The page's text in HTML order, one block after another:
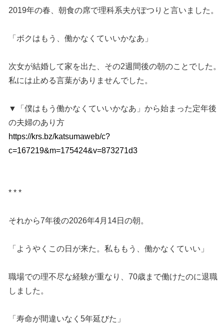
2019年の春、朝食の席で理科系夫がぽつりと言いました。
「ボクはもう、働かなくていいかなあ」
次女が結婚して家を出た、その2週間後の朝のことでした。
私には止める言葉がありませんでした。
▼「僕はもう働かなくていいかなあ」から始まった定年後
の夫婦のあり方
https://krs.bz/katsumaweb/c?
c=167219&m=175424&v=873271d3
* * *
それから7年後の2026年4月14日の朝。
「ようやくこの日が来た。私ももう、働かなくていい」
職場での理不尽な経験が重なり、70歳まで働けたのに退職
しました。
「寿命が間違いなく5年延びた」